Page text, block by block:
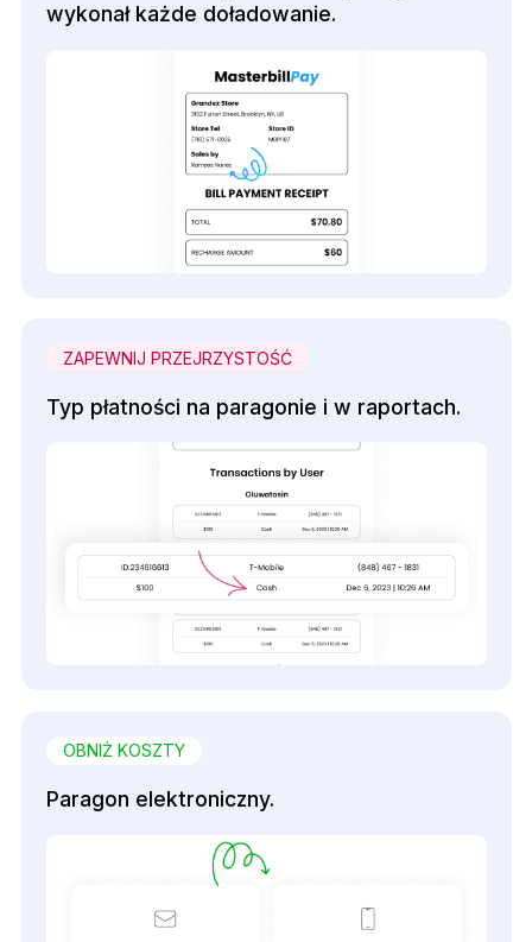
wykonał każde doładowanie.
ZAPEWNIJ PRZEJRZYSTOŚĆ
Typ płatności na paragonie i w raportach.
OBNIŻ KOSZTY
Paragon elektroniczny.